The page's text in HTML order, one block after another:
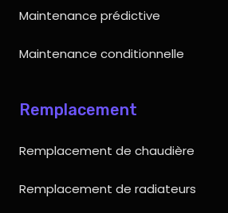
Maintenance prédictive
Maintenance conditionnelle
Remplacement
Remplacement de chaudière
Remplacement de radiateurs